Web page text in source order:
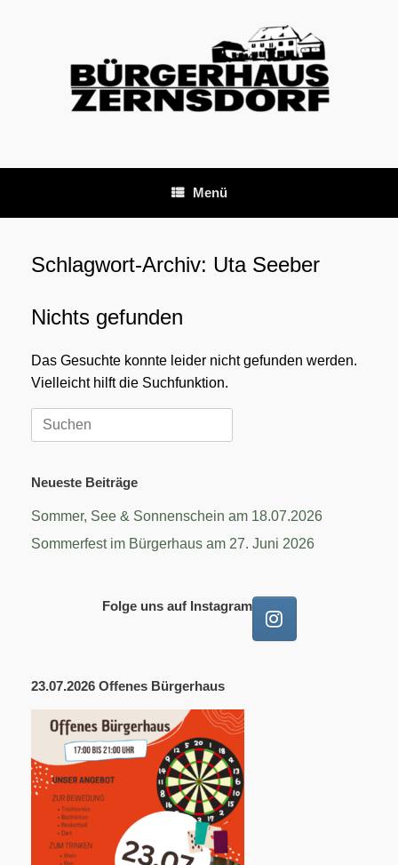
Menü
Schlagwort-Archiv: Uta Seeber
Nichts gefunden
Das Gesuchte konnte leider nicht gefunden werden.
Vielleicht hilft die Suchfunktion.
Suchen
nach:
Neueste Beiträge
Sommer, See & Sonnenschein am 18.07.2026
Sommerfest im Bürgerhaus am 27. Juni 2026
Folge uns auf Instagram
23.07.2026 Offenes Bürgerhaus